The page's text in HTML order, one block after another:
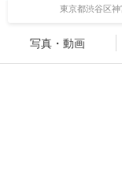
東京都渋谷区
写真・動画